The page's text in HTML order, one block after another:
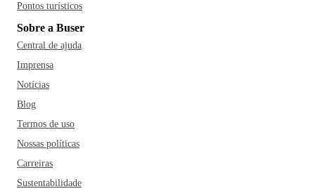
um dia para fazer um passeio de escuna pela Baía também é
uma dica de ouro.
provar as deliciosas comidas típicas da região como, por
barracas no Rio Vermelho ou então provar o Acarajé de
Cira, eleito por várias vezes o melhor de Salvador. Outras
comidas típicas e indispensáveis são a moqueca baiana, o
doce de mamão verde, o vatapá e o bobó de camarão; vale a
pena visitar os restaurantes Bogary, Confraria das Ostras e
Pontos turísticos
Sobre a Buser
Central de ajuda
Imprensa
Notícias
Blog
Termos de uso
Nossas políticas
Carreiras
Sustentabilidade